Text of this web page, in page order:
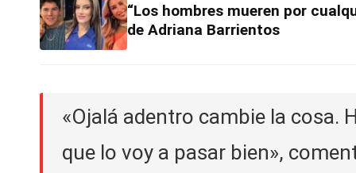
“Los hombres mueren por
de Adriana Barrientos
«Ojalá adentro cambie la cosa.
que lo voy a pasar bien»,